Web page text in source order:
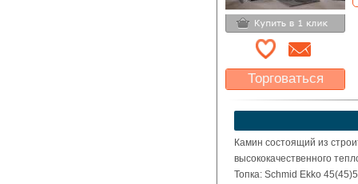
Торговаться
Какая цена Вас
устроит?
Указать цену
Камин состоящий из
высококачественного
Топка: Schmid Ekko